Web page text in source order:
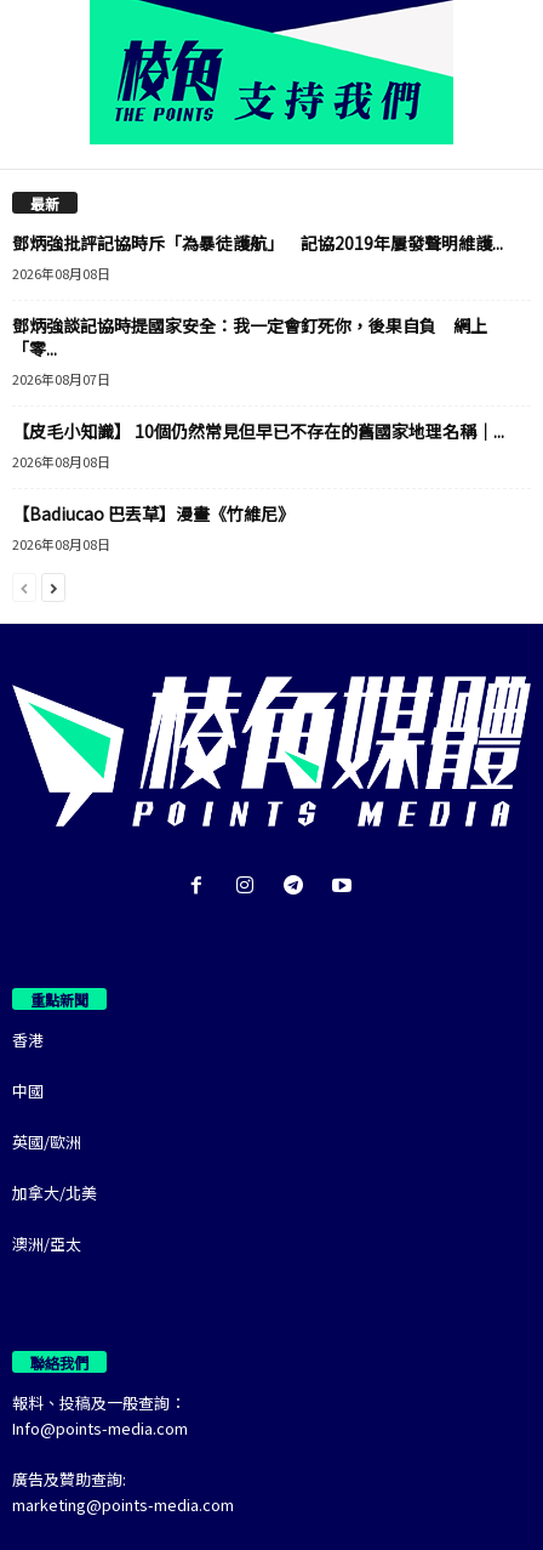
最新
鄧炳強批評記協時斥「為暴徒護航」 記協2019年屢發聲明維護...
2026年08月08日
鄧炳強談記協時提國家安全：我一定會釘死你，後果自負 網上
「零...
2026年08月07日
【皮毛小知識】 10個仍然常見但早已不存在的舊國家地理名稱｜...
2026年08月08日
【Badiucao 巴丟草】漫畫《竹維尼》
2026年08月08日
重點新聞
香港
中國
英國/歐洲
加拿大/北美
澳洲/亞太
聯絡我們
報料、投稿及一般查詢：
Info@points-media.com
廣告及贊助查詢:
marketing@points-media.com